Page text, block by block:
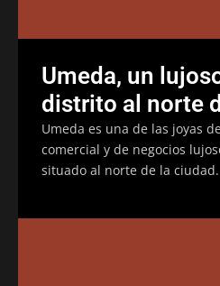
Umeda, un
distrito al norte
Umeda es una de las joyas
comercial y de negocios
situado al norte de la ciudad.